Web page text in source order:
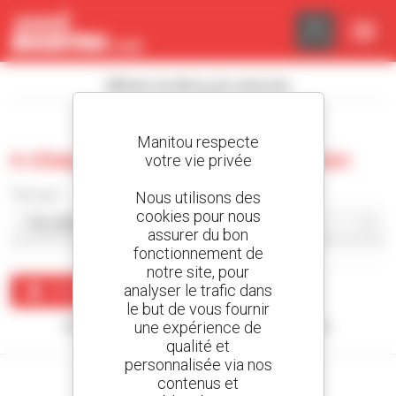
0 chargeuse articulée d'occasion
Créer une alerte
Aucun résultat ne correspond à votre recherche.
Panneau de gestion des cookies
Manitou respecte
votre vie privée
Nous utilisons des
cookies pour nous
assurer du bon
fonctionnement de
notre site, pour
analyser le trafic dans
le but de vous fournir
une expérience de
qualité et
personnalisée via nos
contenus et